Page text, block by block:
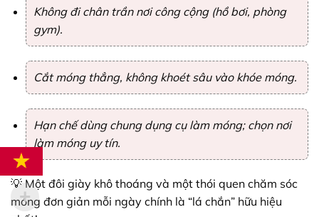
Không đi chân trần nơi công cộng (hồ bơi, phòng
gym).
Cắt móng thẳng, không khoét sâu vào khóe móng.
Hạn chế dùng chung dụng cụ làm móng; chọn nơi
làm móng uy tín.
💡 Một đôi giày khô thoáng và một thói quen chăm sóc
móng đơn giản mỗi ngày chính là “lá chắn” hữu hiệu